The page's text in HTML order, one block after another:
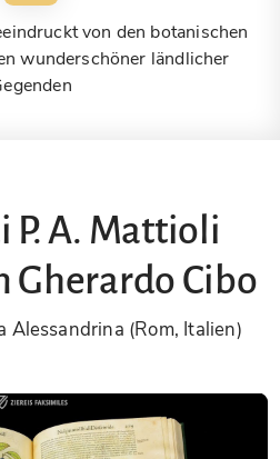
von den botanischen
wunderschöner ländlicher
P. A. Mattioli
Gherardo Cibo
Alessandrina (Rom, Italien)